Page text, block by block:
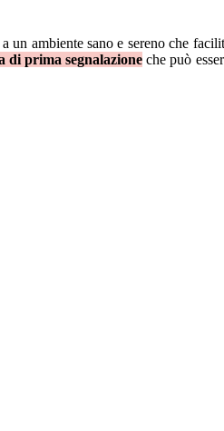
un ambiente sano e sereno che
di prima segnalazione che può